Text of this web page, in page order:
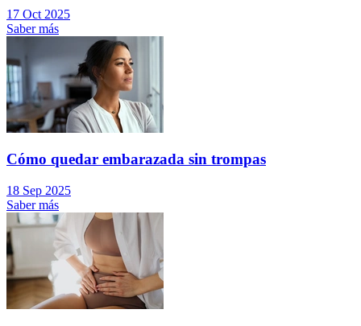
17 Oct 2025
Saber más
Cómo quedar embarazada sin trompas
18 Sep 2025
Saber más